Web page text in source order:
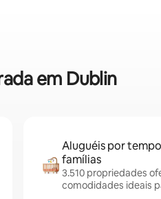
em Dublin
Aluguéis por
famílias
3.510 propriedades
comodidades ideais